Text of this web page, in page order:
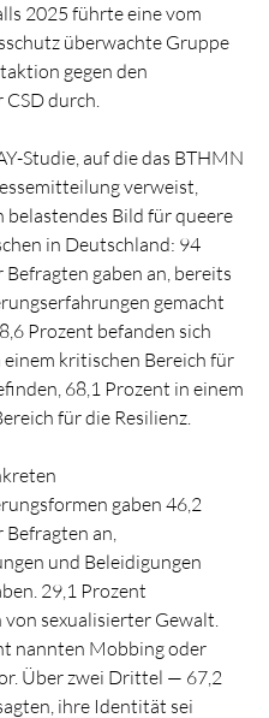
2025 führte eine vom
überwachte Gruppe
gegen den
durch.
Studie, auf die das BTHMN
verweist,
belastendes Bild für queere
in Deutschland: 94
Befragten gaben an, bereits
gemacht
Prozent befanden sich
einem kritischen Bereich für
68,1 Prozent in einem
für die Resilienz.
gaben 46,2
Befragten an,
und Beleidigungen
29,1 Prozent
sexualisierter Gewalt.
nannten Mobbing oder
Über zwei Drittel — 67,2
ihre Identität sei